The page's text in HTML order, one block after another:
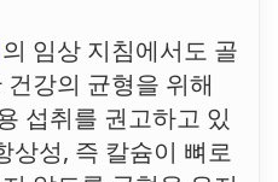
의 임상 지침에서도 골
강의 균형을 위해
섭취를 권고하고 있
상성, 즉 칼슘이 뼈로